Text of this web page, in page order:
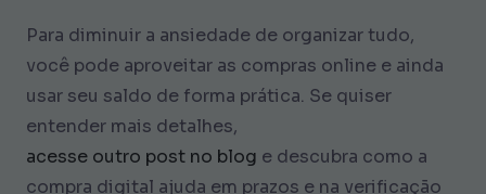
Para diminuir a ansiedade de organizar tudo,
você pode aproveitar as compras online e ainda
usar seu saldo de forma prática. Se quiser
entender mais detalhes,
acesse outro post no blog e descubra como a
compra digital ajuda em prazos e na verificação